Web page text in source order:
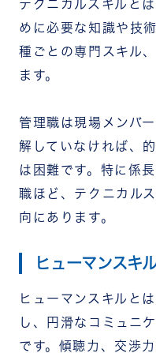
テクニカルスキルと
めに必要な知識や技
種ごとの専門スキル
ます。
管理職は現場メンバ
解していなければ、
は困難です。特に係
職ほど、テクニカル
向にあります。
ヒューマンスキ
ヒューマンスキルと
し、円滑なコミュニ
です。傾聴力、交渉